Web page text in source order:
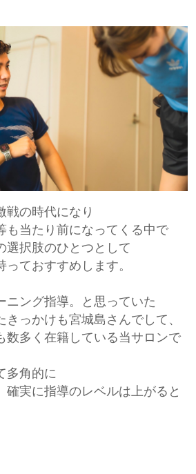
戦の時代になり
も当たり前になってくる中で
選択肢のひとつとして
ておすすめします。
ニング指導。と思っていた
っかけも宮城島さんでして、
数多く在籍している当サロンで
多角的に
確実に指導のレベルは上がると